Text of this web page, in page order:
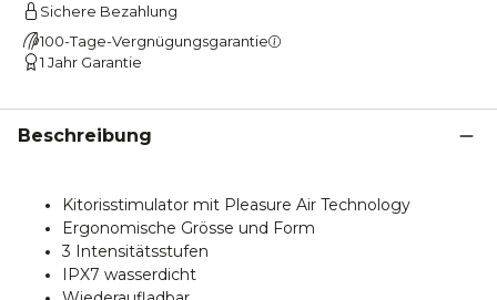
Sichere Bezahlung
100-Tage-Vergnügungsgarantie
1 Jahr Garantie
Beschreibung
Kitorisstimulator mit Pleasure Air Technology
Ergonomische Grösse und Form
3 Intensitätsstufen
IPX7 wasserdicht